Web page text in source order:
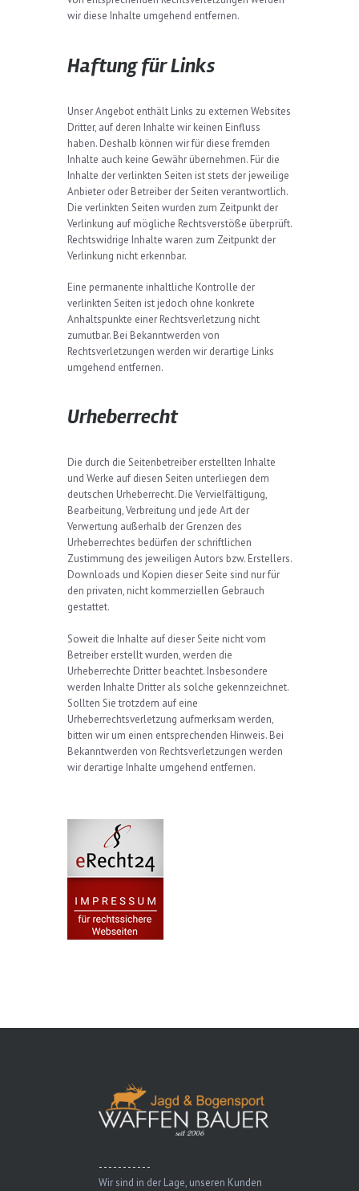
wir diese Inhalte umgehend entfernen.
Haftung für Links
Unser Angebot enthält Links zu externen Websites
Dritter, auf deren Inhalte wir keinen Einfluss
haben. Deshalb können wir für diese fremden
Inhalte auch keine Gewähr übernehmen. Für die
Inhalte der verlinkten Seiten ist stets der jeweilige
Anbieter oder Betreiber der Seiten verantwortlich.
Die verlinkten Seiten wurden zum Zeitpunkt der
Verlinkung auf mögliche Rechtsverstöße überprüft.
Rechtswidrige Inhalte waren zum Zeitpunkt der
Verlinkung nicht erkennbar.
Eine permanente inhaltliche Kontrolle der
verlinkten Seiten ist jedoch ohne konkrete
Anhaltspunkte einer Rechtsverletzung nicht
zumutbar. Bei Bekanntwerden von
Rechtsverletzungen werden wir derartige Links
umgehend entfernen.
Urheberrecht
Die durch die Seitenbetreiber erstellten Inhalte
und Werke auf diesen Seiten unterliegen dem
deutschen Urheberrecht. Die Vervielfältigung,
Bearbeitung, Verbreitung und jede Art der
Verwertung außerhalb der Grenzen des
Urheberrechtes bedürfen der schriftlichen
Zustimmung des jeweiligen Autors bzw. Erstellers.
Downloads und Kopien dieser Seite sind nur für
den privaten, nicht kommerziellen Gebrauch
gestattet.
Soweit die Inhalte auf dieser Seite nicht vom
Betreiber erstellt wurden, werden die
Urheberrechte Dritter beachtet. Insbesondere
werden Inhalte Dritter als solche gekennzeichnet.
Sollten Sie trotzdem auf eine
Urheberrechtsverletzung aufmerksam werden,
bitten wir um einen entsprechenden Hinweis. Bei
Bekanntwerden von Rechtsverletzungen werden
wir derartige Inhalte umgehend entfernen.
- - - - - - - - - - -
Wir sind in der Lage, unseren Kunden